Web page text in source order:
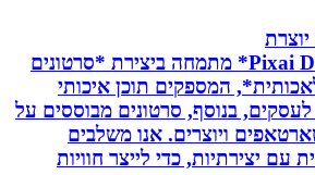
*Pixai Dream Studio* מתמחה ביצירת *סרטונים
המספקים תוכן איכותי
בנוסף, סרטונים מבוססים על
ויוצרים. אנו משלבים
כדי לייצר חוויות